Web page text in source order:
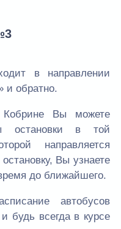
в направлении
и обратно.
Вы можете
остановки в той
направляется
Вы узнаете
до ближайшего.
автобусов
и будь всегда в курсе